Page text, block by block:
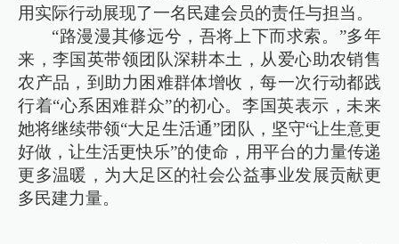
用实际行动展现了一名民建会员的责任与担当。
“路漫漫其修远兮，吾将上下而求索。”多年
来，李国英带领团队深耕本土，从爱心助农销售
农产品，到助力困难群体增收，每一次行动都践
行着“心系困难群众”的初心。李国英表示，未来
她将继续带领“大足生活通”团队，坚守“让生意更
好做，让生活更快乐”的使命，用平台的力量传递
更多温暖，为大足区的社会公益事业发展贡献更
多民建力量。